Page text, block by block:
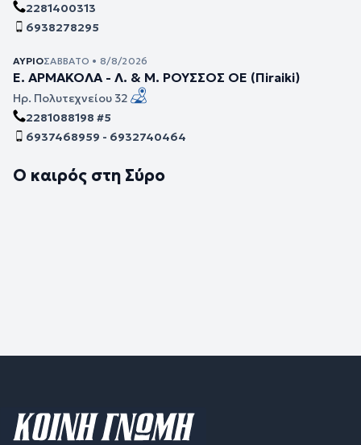
2281400313
6938278295
ΑΎΡΙΟΣΆΒΒΑΤΟ • 8/8/2026
Ε. ΑΡΜΑΚΟΛΑ - Λ. & Μ. ΡΟΥΣΣΟΣ ΟΕ (Πiraiki)
Ηρ. Πολυτεχνείου 32
2281088198 #5
6937468959 - 6932740464
Ο καιρός στη Σύρο